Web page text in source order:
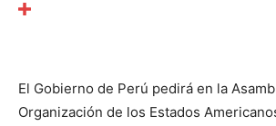
El Gobierno de Perú pedirá en la
Organización de los Estados